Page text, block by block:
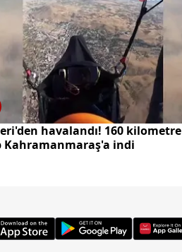
havalandı! 160 kilometre
Kahramanmaraş'a indi